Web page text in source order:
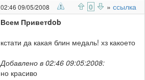
02:46 09/05/2008 0 » ссылка
Всем Приветdob
кстати да какая блин медаль! хз какоето
Добавлено в 02:46 09:05:2008:
но красиво